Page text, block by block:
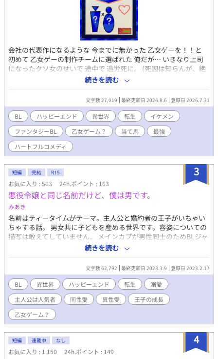
会社の代表作になるような 今までに無かった 乙女ゲーを！！と
初めて 乙女ゲーの制作チームに選ばれた 俺だが… いきなり上司
になったクソ女のせいで 途中で 過労死に。 (死因は知らんが、絶
対そうだ) 転生して、10歳の誕生日の翌日に 前世を思い出し… 遺
作に転生している事に気が付いた！ しかも、1番重要なキャラ
に…！！ 全てが パーフェクトでありながら 全て、当て馬ルートし
か無い 人生だ。 こんなクソゲーの為に過労死か！！と 思いき
や…あれれ？ これ…乙女ゲー…かな…？ シナリオ無視して、無双
してたら… スピンオフ？BLに…なっちゃった…？？ え？公式さ
ん…は、前世の俺だが… どうなっちゃうワケ…？ 当て馬フルコー
スを潰したら 新たなルートに なったような… 大丈夫か…？俺
は…？？
続きを読む
文字数 27,019 最終更新日 2026.8.6 登録日 2026.7.31
BL ハッピーエンド 異世界 転生
イケメン
ファンタジーBL
乙女ゲーム？ 当て馬
最強
ハートフルコメディ
3
短編 完結 R15
お気に入り : 503 24h.ポイント : 163
悪役令嬢と同じ名前だけど、僕は男です。
みあき
名前はティータイムがテーマ。主人公と婚約者の王子がいちゃい
ちゃする話。 男女共に子どもを産める世界です。容姿についての
描写は敢えてしていません。 メインカプが男性同士のためBLジャ
ンルに設定していますが、周辺は異性のカプも多いです。 奇数話
が主人公視点、偶数話が婚約者の王子視点です。 pixivでも投稿し
ています。※2話が一部しか掲載されておらず、修正して登校し直
しています。
続きを読む
文字数 62,792 最終更新日 2023.3.9 登録日 2023.2.17
BL 異世界 ハッピーエンド 転生
溺愛
主人公は人気者
同性愛 異性愛
王子の成長
乙女ゲーム？
4
短編 連載中 なし
お気に入り : 1,150 24h.ポイント : 149